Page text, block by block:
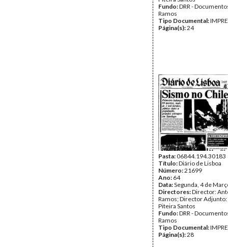
Fundo:DRR -
Ramos
Tipo Documental:
Página(s):24
Pasta:06844.194.30183
Título:Diário de Lisboa
Número:21699
Ano: 64
Data:Segunda, 4 de
Directores:Director:
Ramos; Director
Piteira Santos
Fundo:DRR -
Ramos
Tipo Documental:
Página(s):28